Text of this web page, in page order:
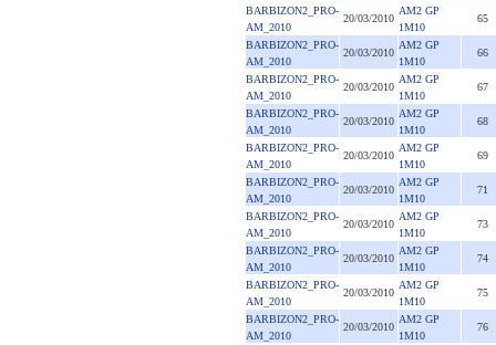
BARBIZON2_PRO-
AM_2010
20/03/2010
AM2 GP
1M10
65
BARBIZON2_PRO-
AM_2010
20/03/2010
AM2 GP
1M10
66
BARBIZON2_PRO-
AM_2010
20/03/2010
AM2 GP
1M10
67
BARBIZON2_PRO-
AM_2010
20/03/2010
AM2 GP
1M10
68
BARBIZON2_PRO-
AM_2010
20/03/2010
AM2 GP
1M10
69
BARBIZON2_PRO-
AM_2010
20/03/2010
AM2 GP
1M10
71
BARBIZON2_PRO-
AM_2010
20/03/2010
AM2 GP
1M10
73
BARBIZON2_PRO-
AM_2010
20/03/2010
AM2 GP
1M10
74
BARBIZON2_PRO-
AM_2010
20/03/2010
AM2 GP
1M10
75
BARBIZON2_PRO-
AM_2010
20/03/2010
AM2 GP
1M10
76